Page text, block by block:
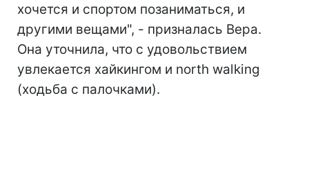
хочется и спортом позаниматься, и
другими вещами", - призналась Вера.
Она уточнила, что с удовольствием
увлекается хайкингом и north walking
(ходьба с палочками).